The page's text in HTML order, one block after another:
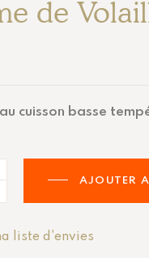
de
cuisson basse
AJOUTER
liste d'envies